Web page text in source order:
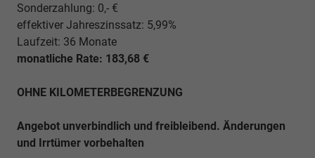
Sonderzahlung: 0,- €
effektiver Jahreszinssatz: 5,99%
Laufzeit: 36 Monate
monatliche Rate: 183,68 €
OHNE KILOMETERBEGRENZUNG
Angebot unverbindlich und freibleibend. Änderungen
und Irrtümer vorbehalten